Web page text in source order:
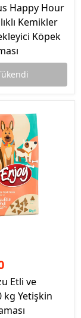
Happy Hour
Kemikler
Köpek
Etli ve
kg Yetişkin